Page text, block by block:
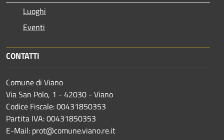
Luoghi
Eventi
CONTATTI
Comune di Viano
Via San Polo, 1 - 42030 - Viano
Codice Fiscale: 00431850353
Partita IVA: 00431850353
E-Mail: prot@comune.viano.re.it